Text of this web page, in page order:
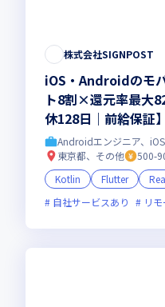
株式会社SIGNPOST
iOS・Androidのモ
ト8割×還元率最大
休128日｜前給保証】
Androidエンジニア、
東京都、その他
500-
Kotlin
Flutter
自社サービスあり
リ